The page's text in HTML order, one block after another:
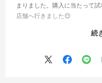
まりました。購入に当たって
店舗へ行きました😌
もGOODでした☺️
続